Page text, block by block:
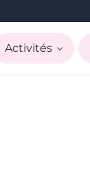
Activités